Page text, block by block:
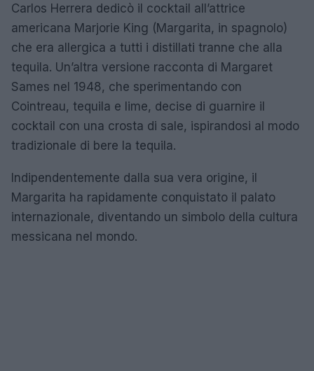
Carlos Herrera dedicò il cocktail all’attrice
americana Marjorie King (Margarita, in spagnolo)
che era allergica a tutti i distillati tranne che alla
tequila. Un’altra versione racconta di Margaret
Sames nel 1948, che sperimentando con
Cointreau, tequila e lime, decise di guarnire il
cocktail con una crosta di sale, ispirandosi al modo
tradizionale di bere la tequila.
Indipendentemente dalla sua vera origine, il
Margarita ha rapidamente conquistato il palato
internazionale, diventando un simbolo della cultura
messicana nel mondo.